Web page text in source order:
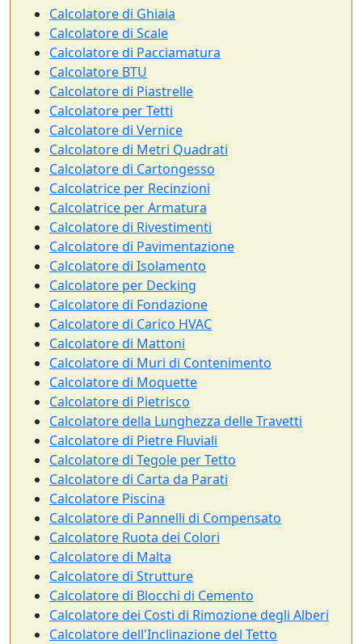
Calcolatore di Ghiaia
Calcolatore di Scale
Calcolatore di Pacciamatura
Calcolatore BTU
Calcolatore di Piastrelle
Calcolatore per Tetti
Calcolatore di Vernice
Calcolatore di Metri Quadrati
Calcolatore di Cartongesso
Calcolatrice per Recinzioni
Calcolatrice per Armatura
Calcolatore di Rivestimenti
Calcolatore di Pavimentazione
Calcolatore di Isolamento
Calcolatore per Decking
Calcolatore di Fondazione
Calcolatore di Carico HVAC
Calcolatore di Mattoni
Calcolatore di Muri di Contenimento
Calcolatore di Moquette
Calcolatore di Pietrisco
Calcolatore della Lunghezza delle Travetti
Calcolatore di Pietre Fluviali
Calcolatore di Tegole per Tetto
Calcolatore di Carta da Parati
Calcolatore Piscina
Calcolatore di Pannelli di Compensato
Calcolatore Ruota dei Colori
Calcolatore di Malta
Calcolatore di Strutture
Calcolatore di Blocchi di Cemento
Calcolatore dei Costi di Rimozione degli Alberi
Calcolatore dell'Inclinazione del Tetto